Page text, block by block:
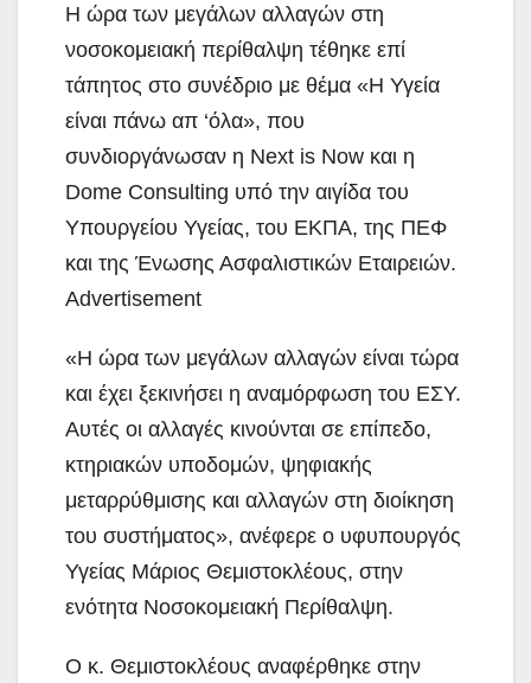
Η ώρα των μεγάλων αλλαγών στη
νοσοκομειακή περίθαλψη τέθηκε επί
τάπητος στο συνέδριο με θέμα «Η Υγεία
είναι πάνω απ ‘όλα», που
συνδιοργάνωσαν η Next is Now και η
Dome Consulting υπό την αιγίδα του
Υπουργείου Υγείας, του ΕΚΠΑ, της ΠΕΦ
και της Ένωσης Ασφαλιστικών Εταιρειών.
Advertisement
«Η ώρα των μεγάλων αλλαγών είναι τώρα
και έχει ξεκινήσει η αναμόρφωση του ΕΣΥ.
Αυτές οι αλλαγές κινούνται σε επίπεδο,
κτηριακών υποδομών, ψηφιακής
μεταρρύθμισης και αλλαγών στη διοίκηση
του συστήματος», ανέφερε ο υφυπουργός
Υγείας Μάριος Θεμιστοκλέους, στην
ενότητα Νοσοκομειακή Περίθαλψη.
Ο κ. Θεμιστοκλέους αναφέρθηκε στην